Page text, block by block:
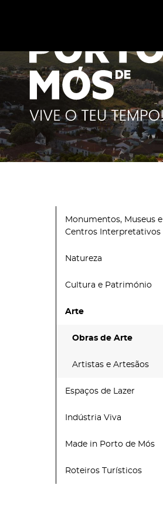
Monumentos, Museus e
Centros Interpretativos
Natureza
Cultura e Património
Arte
Obras de Arte
Artistas e Artesãos
Espaços de Lazer
Indústria Viva
Made in Porto de Mós
Roteiros Turísticos